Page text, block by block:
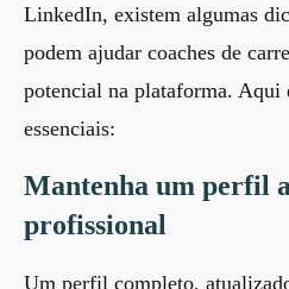
LinkedIn, existem algumas
podem ajudar coaches de
potencial na plataforma. Aqui
essenciais:
Mantenha um perfil
profissional
Um perfil completo,